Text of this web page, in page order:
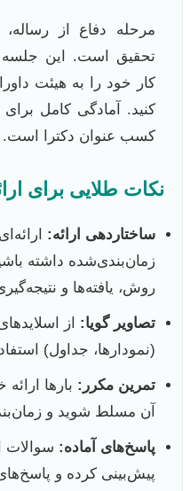
مرحله دفاع از
تحقیق است. این جلسه
کار خود را به هیئت
کنید. آمادگی کامل
کسب عنوان دکترا است.
نکات طلایی برای
ساختاردهی ارائه:
زمان‌بندی‌شده داشته
روش، یافته‌ها و
تصاویر گویا: از
(نمودارها، جداول)
تمرین مکرر: بارها
آن مسلط شوید و
پاسخ‌های آماده: سوالات
پیش‌بینی کرده و